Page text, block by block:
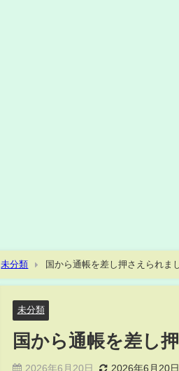
未分類 国から通帳を差し押さえられま
未分類
国から通帳を差し
2026年6月20日 2026年6月20日